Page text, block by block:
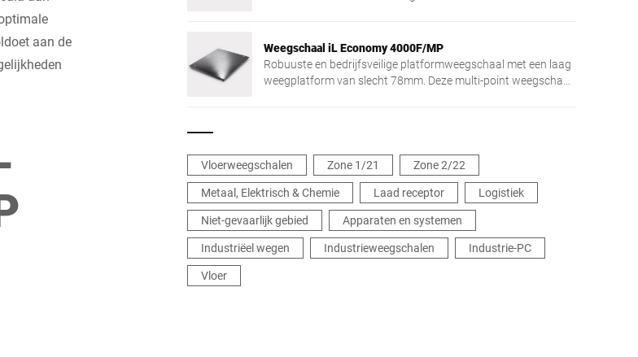
aan de
Weegschaal iL Economy 4000F/MP
Robuuste en bedrijfsveilige platformweegschaal met een laag
weegplatform van slecht 78mm. Deze multi-point weegschaal
weegbehoeften.
Vloerweegschalen Zone 1/21
Zone 2/22
Metaal, Elektrisch & Chemie
Laad receptor
Logistiek
Niet-gevaarlijk gebied
Apparaten en systemen
Industriëel wegen
Industrieweegschalen
Industrie-PC
Vloer